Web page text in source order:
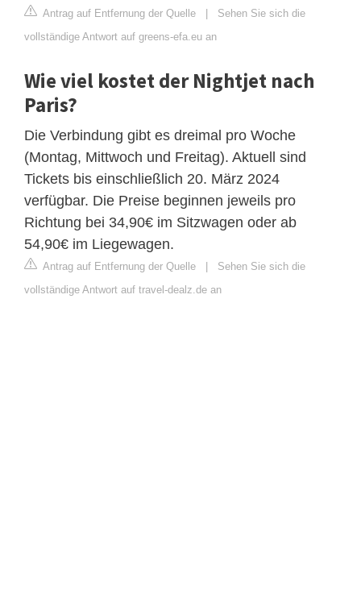
Antrag auf Entfernung der Quelle | Sehen Sie sich die
vollständige Antwort auf greens-efa.eu an
Wie viel kostet der Nightjet nach
Paris?
Die Verbindung gibt es dreimal pro Woche
(Montag, Mittwoch und Freitag). Aktuell sind
Tickets bis einschließlich 20. März 2024
verfügbar. Die Preise beginnen jeweils pro
Richtung bei 34,90€ im Sitzwagen oder ab
54,90€ im Liegewagen.
Antrag auf Entfernung der Quelle | Sehen Sie sich die
vollständige Antwort auf travel-dealz.de an